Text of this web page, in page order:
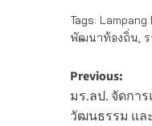
Tags:
พัฒนาท้องถิ่น,
Post
Previous:
มร.ลป. จัดกา
วัฒนธรรม แ